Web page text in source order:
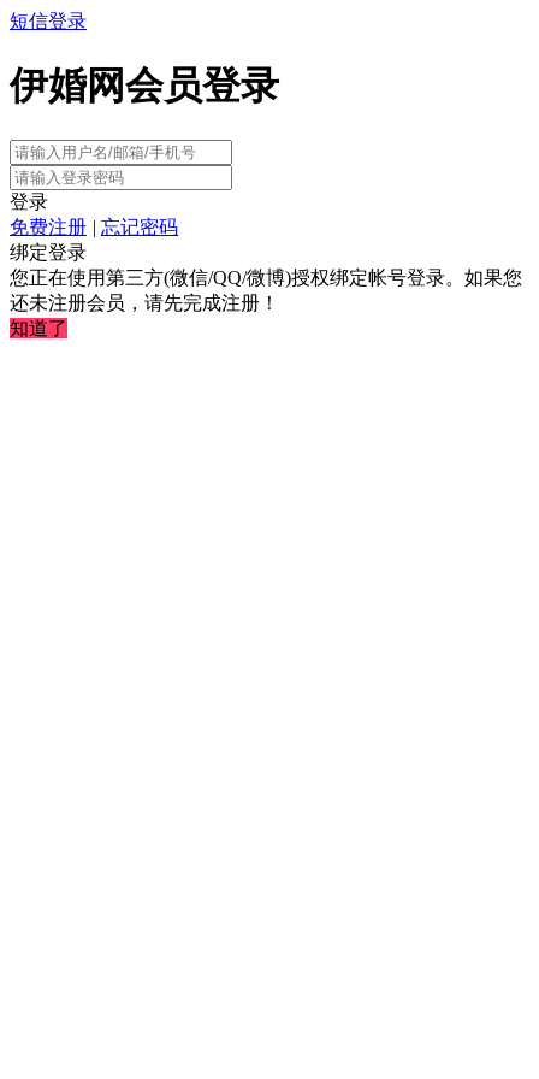
短信登录
伊婚网会员登录
登录
免费注册 | 忘记密码
绑定登录
您正在使用第三方(微信/QQ/微博)授权绑定帐号登录。如果您
还未注册会员，请先完成注册！
知道了